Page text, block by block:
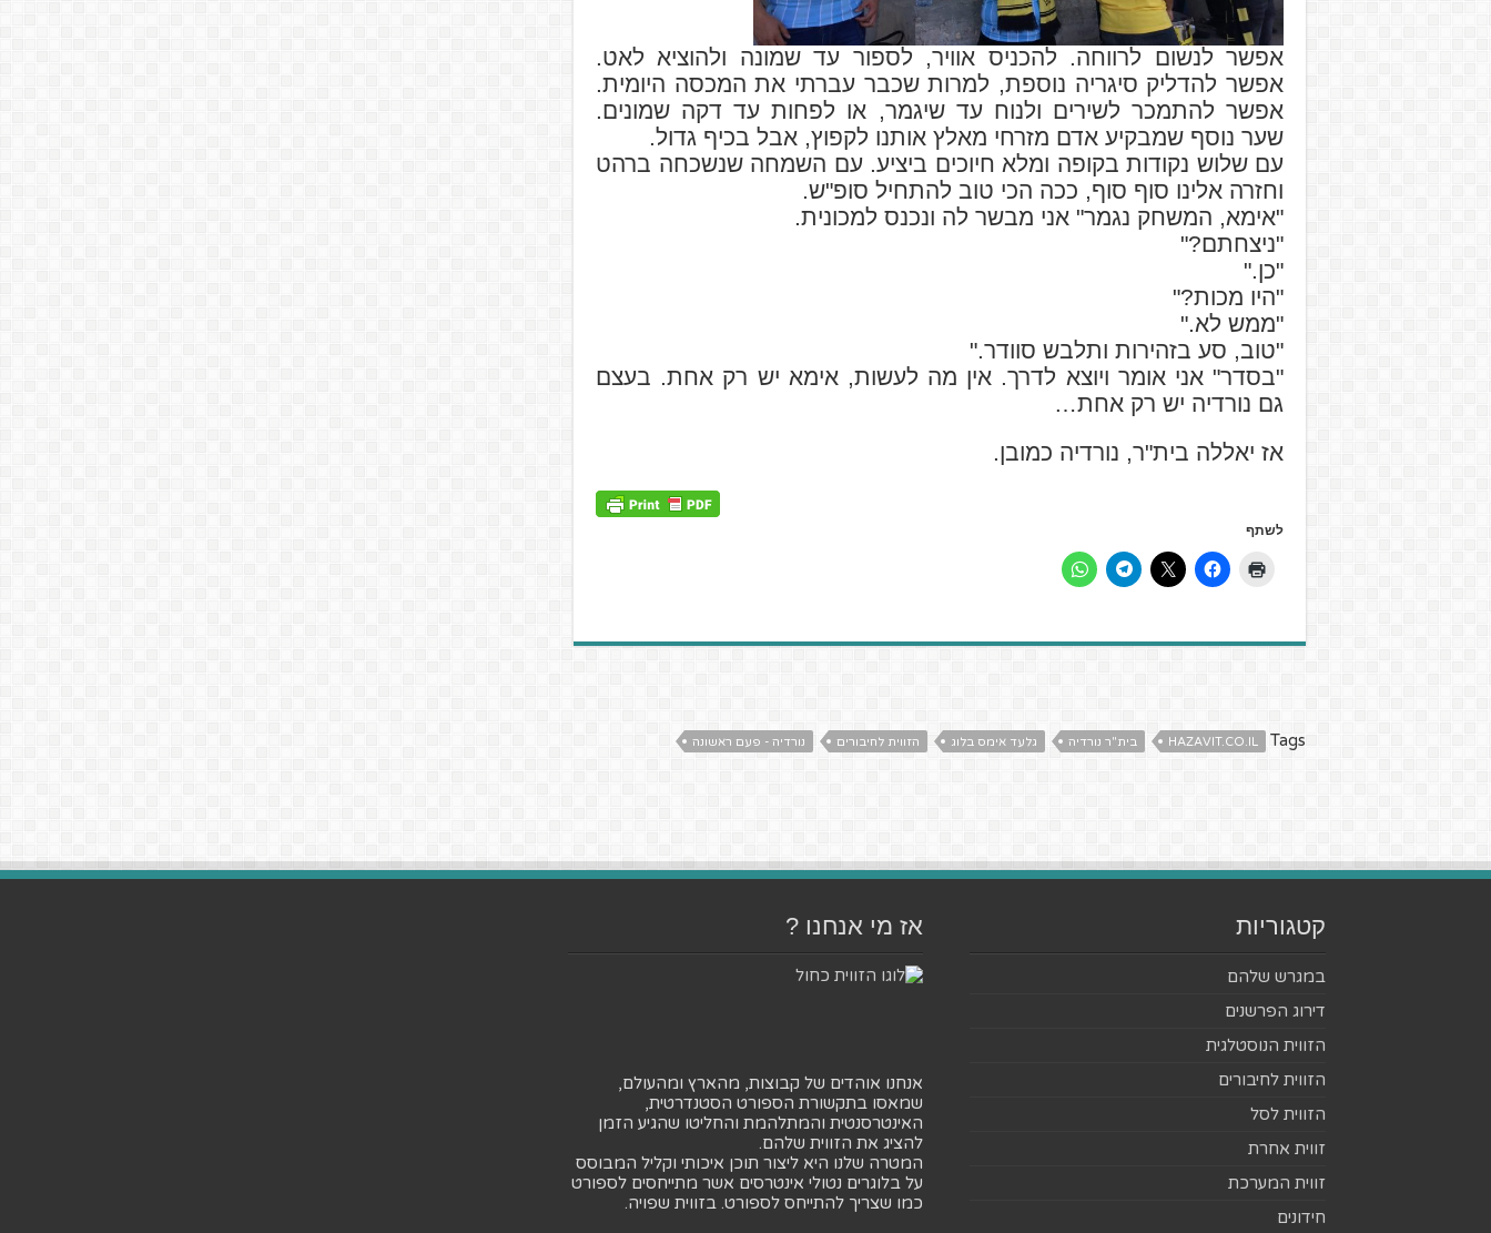
אפשר לנשום לרווחה. להכניס אוויר, לספור עד שמונה ולהוציא לאט.
אפשר להדליק סיגריה נוספת, למרות שכבר עברתי את המכסה היומית.
אפשר להתמכר לשירים ולנוח עד שיגמר, או לפחות עד דקה שמונים.
שער נוסף שמבקיע אדם מזרחי מאלץ אותנו לקפוץ, אבל בכיף גדול.
עם שלוש נקודות בקופה ומלא חיוכים ביציע. עם השמחה שנשכחה ברהט
וחזרה אלינו סוף סוף, ככה הכי טוב להתחיל סופ"ש.
"אימא, המשחק נגמר" אני מבשר לה ונכנס למכונית.
"ניצחתם?"
"כן."
"היו מכות?"
"ממש לא."
"טוב, סע בזהירות ותלבש סוודר."
"בסדר" אני אומר ויוצא לדרך. אין מה לעשות, אימא יש רק אחת. בעצם
גם נורדיה יש רק אחת…
אז יאללה בית"ר, נורדיה כמובן.
לשתף
Tags
HAZAVIT.CO.IL בית"ר נורדיה גלעד אימס בלוג הזווית לחיבורים נורדיה - פעם ראשונה
קטגוריות
במגרש שלהם
דירוג הפרשנים
הזווית הנוסטלגית
הזווית לחיבורים
הזווית לסל
זווית אחרת
זווית המערכת
חידונים
אז מי אנחנו ?
אנחנו אוהדים של קבוצות, מהארץ ומהעולם,
שמאסו בתקשורת הספורט הסטנדרטית,
האינטרסנטית והמתלהמת והחליטו שהגיע הזמן
להציג את הזווית שלהם.
המטרה שלנו היא ליצור תוכן איכותי וקליל המבוסס
על בלוגרים נטולי אינטרסים אשר מתייחסים לספורט
כמו שצריך להתייחס לספורט. בזווית שפויה.